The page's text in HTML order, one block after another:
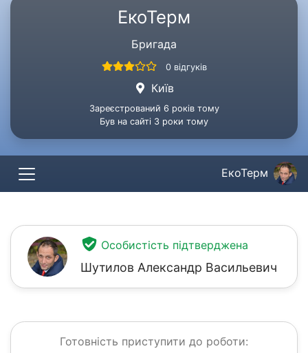
ЕкоТерм
Бригада
0 відгуків
Київ
Зареєстрований 6 років тому
Був на сайті 3 роки тому
ЕкоТерм
Особистість підтверджена
Шутилов Александр Васильевич
Готовність приступити до роботи: